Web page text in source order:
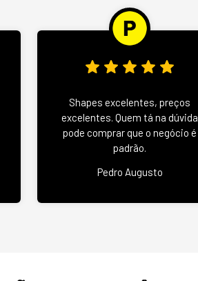
Shapes excelentes, preços
excelentes. Quem tá na dúvida
pode comprar que o negócio é
padrão.
Pedro Augusto